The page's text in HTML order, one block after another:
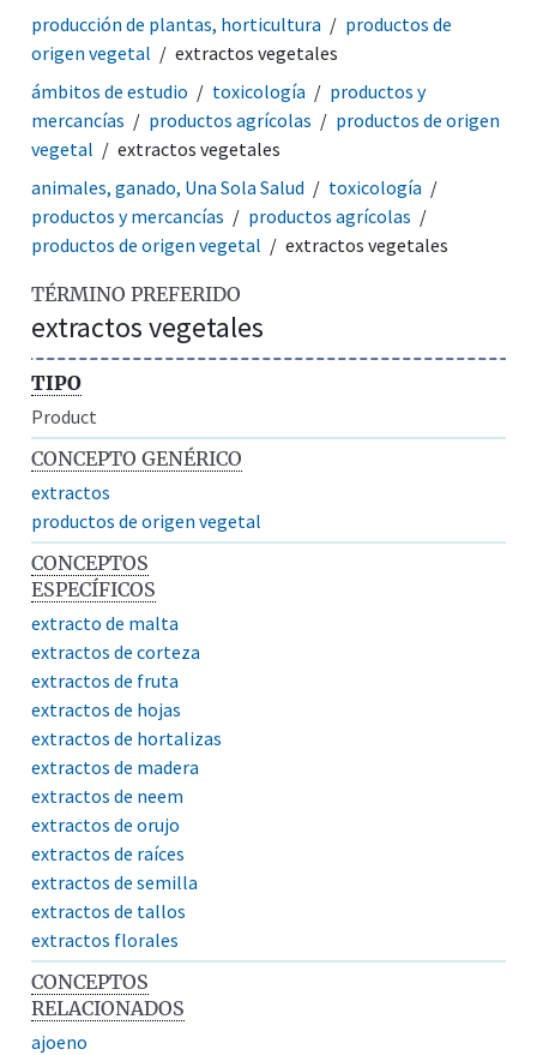
producción de plantas, horticultura
productos de
origen vegetal
extractos vegetales
ámbitos de estudio
toxicología
productos y
mercancías
productos agrícolas
productos de origen
vegetal
extractos vegetales
animales, ganado, Una Sola Salud
toxicología
productos y mercancías
productos agrícolas
productos de origen vegetal
extractos vegetales
TÉRMINO PREFERIDO
extractos vegetales
TIPO
Product
CONCEPTO GENÉRICO
extractos
productos de origen vegetal
CONCEPTOS
ESPECÍFICOS
extracto de malta
extractos de corteza
extractos de fruta
extractos de hojas
extractos de hortalizas
extractos de madera
extractos de neem
extractos de orujo
extractos de raíces
extractos de semilla
extractos de tallos
extractos florales
CONCEPTOS
RELACIONADOS
ajoeno